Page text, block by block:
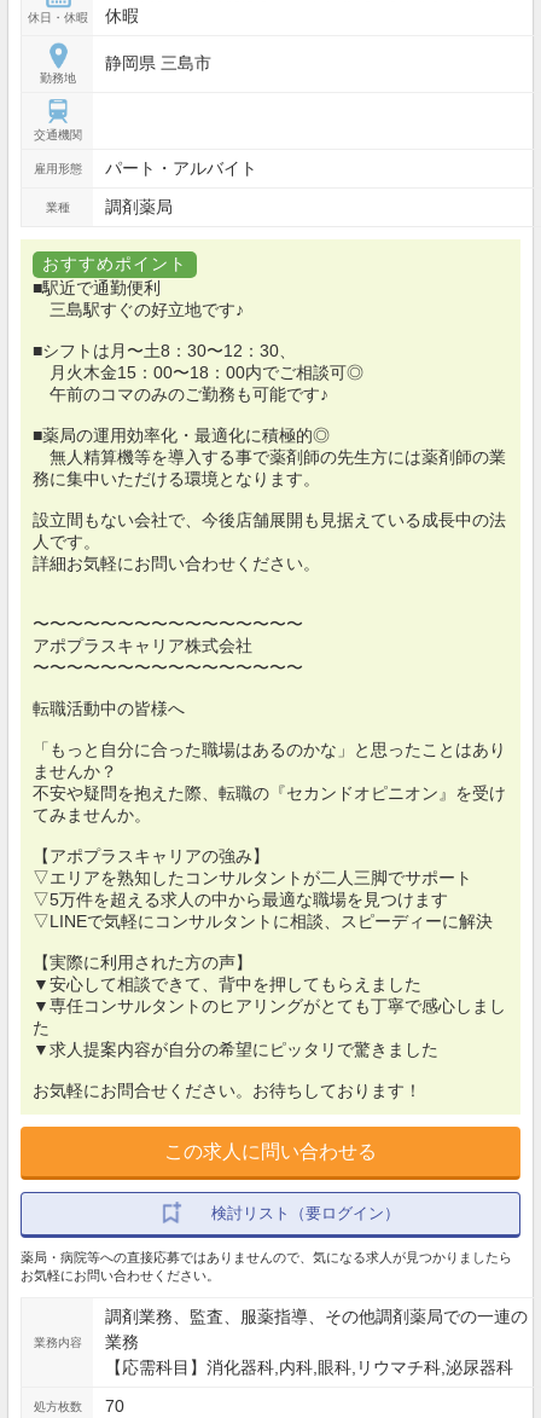
休日・休暇
休暇
勤務地
静岡県 三島市
交通機関
雇用形態 パート・アルバイト
業種 調剤薬局
おすすめポイント
■駅近で通勤便利
三島駅すぐの好立地です♪
■シフトは月〜土8：30〜12：30、
月火木金15：00〜18：00内でご相談可◎
午前のコマのみのご勤務も可能です♪
■薬局の運用効率化・最適化に積極的◎
無人精算機等を導入する事で薬剤師の先生方には薬剤師の業
務に集中いただける環境となります。
設立間もない会社で、今後店舗展開も見据えている成長中の法
人です。
詳細お気軽にお問い合わせください。
〜〜〜〜〜〜〜〜〜〜〜〜〜〜〜〜
アポプラスキャリア株式会社
〜〜〜〜〜〜〜〜〜〜〜〜〜〜〜〜
転職活動中の皆様へ
「もっと自分に合った職場はあるのかな」と思ったことはあり
ませんか？
不安や疑問を抱えた際、転職の『セカンドオピニオン』を受け
てみませんか。
【アポプラスキャリアの強み】
▽エリアを熟知したコンサルタントが二人三脚でサポート
▽5万件を超える求人の中から最適な職場を見つけます
▽LINEで気軽にコンサルタントに相談、スピーディーに解決
【実際に利用された方の声】
▼安心して相談できて、背中を押してもらえました
▼専任コンサルタントのヒアリングがとても丁寧で感心しまし
た
▼求人提案内容が自分の希望にピッタリで驚きました
お気軽にお問合せください。お待ちしております！
この求人に問い合わせる
検討リスト（要ログイン）
薬局・病院等への直接応募ではありませんので、気になる求人が見つかりましたら
お気軽にお問い合わせください。
業務内容
調剤業務、監査、服薬指導、その他調剤薬局での一連の
業務
【応需科目】消化器科,内科,眼科,リウマチ科,泌尿器科
処方枚数 70